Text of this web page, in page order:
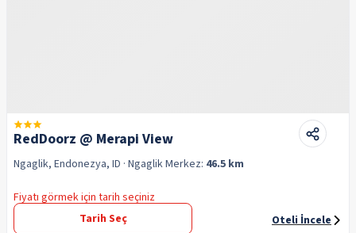
RedDoorz @ Merapi View
Ngaglik, Endonezya, ID · NgaglikMerkez: 46.5 km
Fiyatı görmek için tarih seçiniz
Tarih Seç
Oteli İncele